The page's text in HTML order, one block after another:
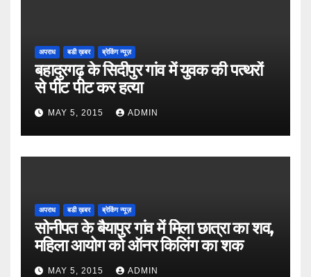
अपराध बडी ख़बर ब्रेकिंग न्यूज़
बहादुरगढ़ के सिदीपुर गांव में युवक की पत्थरों
से पीट पीट कर हत्या
MAY 5, 2015 ADMIN
अपराध बडी ख़बर ब्रेकिंग न्यूज़
सोनीपत के बैयापुर गांव में मिला छात्रा का शव,
महिला आयोग को ऑनर किलिंग का शक
MAY 5, 2015 ADMIN